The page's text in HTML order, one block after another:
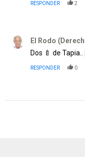
RESPONDER 2
El Rodo
Dos 🍼 de Tapia..
RESPONDER 0